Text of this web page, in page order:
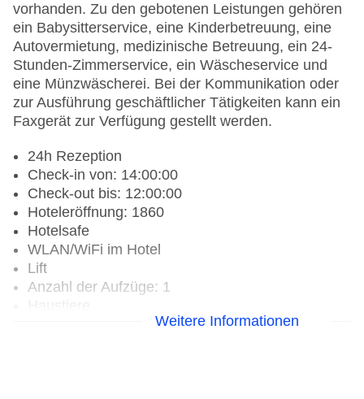
vorhanden. Zu den gebotenen Leistungen gehören
ein Babysitterservice, eine Kinderbetreuung, eine
Autovermietung, medizinische Betreuung, ein 24-
Stunden-Zimmerservice, ein Wäscheservice und
eine Münzwäscherei. Bei der Kommunikation oder
zur Ausführung geschäftlicher Tätigkeiten kann ein
Faxgerät zur Verfügung gestellt werden.
24h Rezeption
Check-in von: 14:00:00
Check-out bis: 12:00:00
Hoteleröffnung: 1860
Hotelsafe
WLAN/WiFi im Hotel
Lift
Anzahl der Aufzüge: 1
Haustiere auf Anfrage: ohne Gebühr
Weitere Informationen